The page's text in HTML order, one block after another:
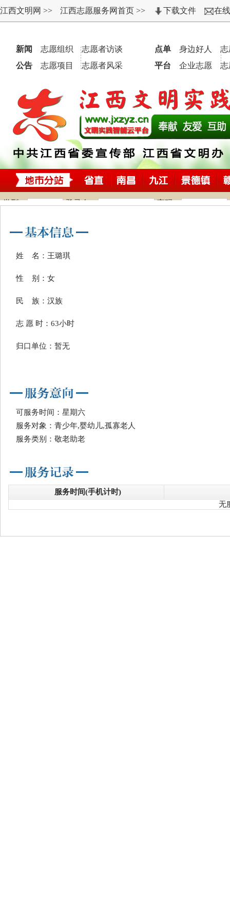
姓 名：王璐琪
性 别：女
民 族：汉族
志 愿 时：63小时
归口单位：暂无
可服务时间：星期六
服务对象：青少年,婴幼儿,孤寡老人
服务类别：敬老助老